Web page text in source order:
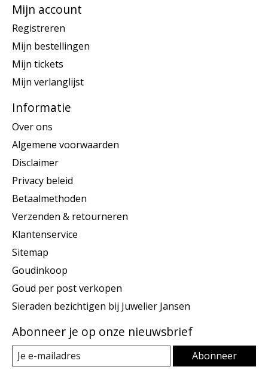
Mijn account
Registreren
Mijn bestellingen
Mijn tickets
Mijn verlanglijst
Informatie
Over ons
Algemene voorwaarden
Disclaimer
Privacy beleid
Betaalmethoden
Verzenden & retourneren
Klantenservice
Sitemap
Goudinkoop
Goud per post verkopen
Sieraden bezichtigen bij Juwelier Jansen
Abonneer je op onze nieuwsbrief
Abonneer